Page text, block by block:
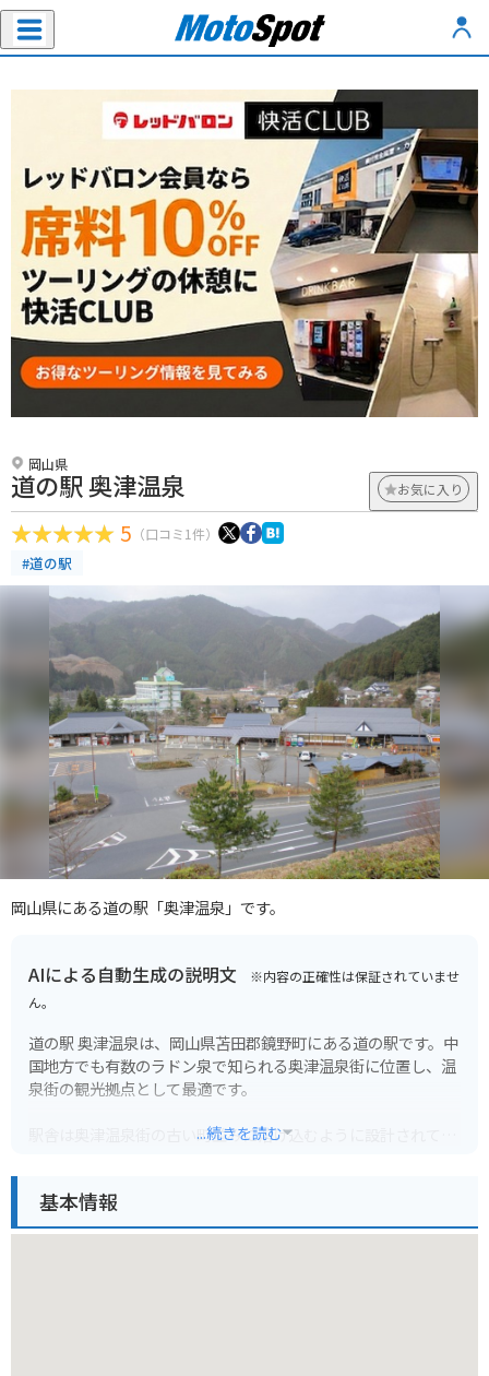
岡山県
道の駅 奥津温泉 お気に入り
5 （口コミ1件）
#道の駅
岡山県にある道の駅「奥津温泉」です。
AIによる自動生成の説明文 ※内容の正確性は保証されていませ
ん。
道の駅 奥津温泉は、岡山県苫田郡鏡野町にある道の駅です。中
国地方でも有数のラドン泉で知られる奥津温泉街に位置し、温
泉街の観光拠点として最適です。
駅舎は奥津温泉街の古い町並みに溶け込むように設計されてお
の足湯もあり、無料で利用できます。
...続きを読む
基本情報